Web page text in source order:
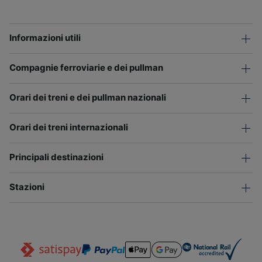
Informazioni utili
Compagnie ferroviarie e dei pullman
Orari dei treni e dei pullman nazionali
Orari dei treni internazionali
Principali destinazioni
Stazioni